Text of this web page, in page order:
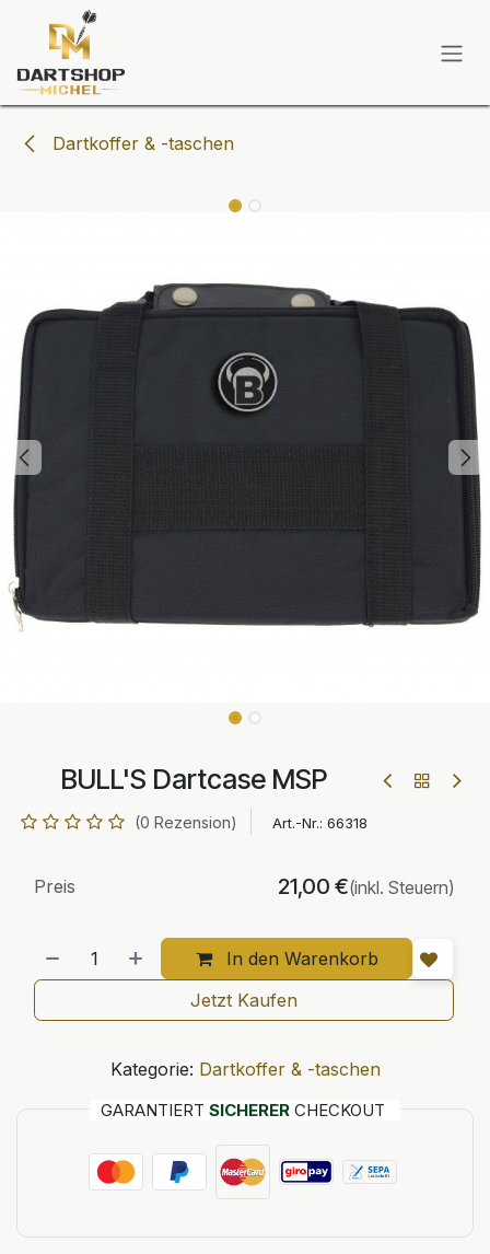
Zum Inhalt springen
Dartkoffer & -taschen
BULL'S Dartcase MSP
(0 Rezension) Art.-Nr.: 66318
In den Warenkorb
Preis 21,00 €(inkl. Steuern)
Jetzt Kaufen
Kategorie: Dartkoffer & -taschen
GARANTIERT SICHERER CHECKOUT